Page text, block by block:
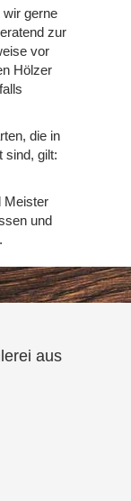
wir gerne
zur
vor
Hölzer
die in
sind, gilt:
Meister
und
aus